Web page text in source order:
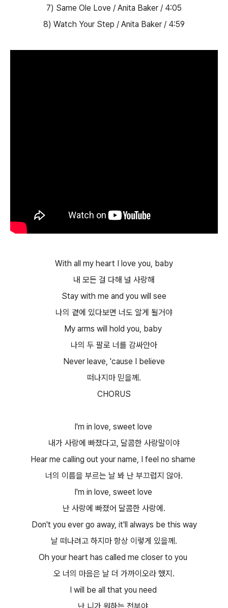
7) Same Ole Love / Anita Baker / 4:05
8) Watch Your Step / Anita Baker / 4:59
With all my heart I love you, baby
내 모든 걸 다해 널 사랑해
Stay with me and you will see
나의 곁에 있다보면 너도 알게 될거야
My arms will hold you, baby
나의 두 팔로 너를 감싸안아
Never leave, 'cause I believe
떠나지마 믿을께.
CHORUS
I'm in love, sweet love
내가 사랑에 빠졌다고, 달콤한 사랑말이야
Hear me calling out your name, I feel no shame
너의 이름을 부르는 날 봐 난 부끄럽지 않아.
I'm in love, sweet love
난 사랑에 빠졌어 달콤한 사랑에.
Don't you ever go away, it'll always be this way
날 떠나려고 하지마 항상 이렇게 있을께.
Oh your heart has called me closer to you
오 너의 마음은 날 더 가까이오라 했지.
I will be all that you need